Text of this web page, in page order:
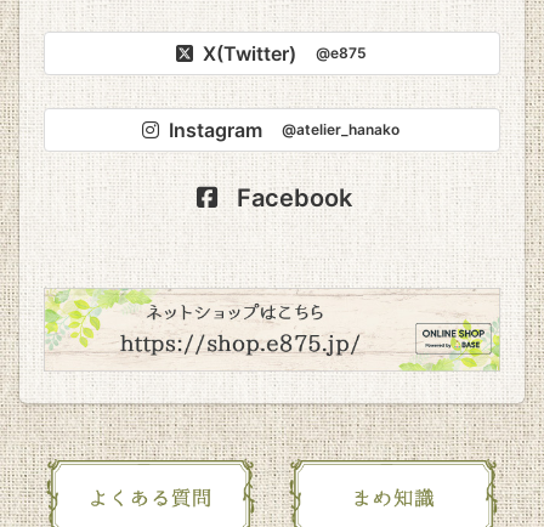
X(Twitter) @e875
Instagram @atelier_hanako
Facebook